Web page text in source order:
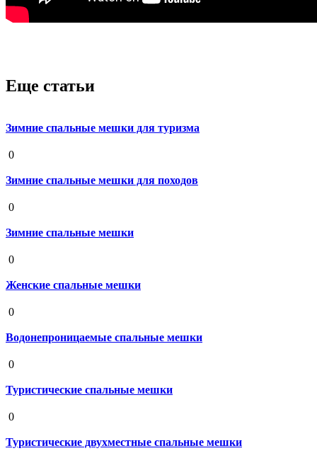
Еще статьи
Зимние спальные мешки для туризма
0
Зимние спальные мешки для походов
0
Зимние спальные мешки
0
Женские спальные мешки
0
Водонепроницаемые спальные мешки
0
Туристические спальные мешки
0
Туристические двухместные спальные мешки